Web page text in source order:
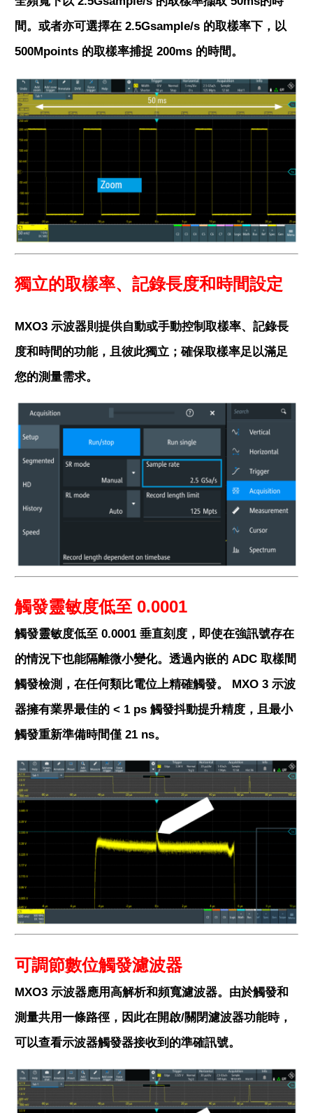
間。或者亦可選擇在 2.5Gsample/s 的取樣率下，以
500Mpoints 的取樣率捕捉 200ms 的時間。
獨立的取樣率、記錄長度和時間設定
MXO3 示波器則提供自動或手動控制取樣率、記錄長
度和時間的功能，且彼此獨立；確保取樣率足以滿足
您的測量需求。
觸發靈敏度低至 0.0001
觸發靈敏度低至 0.0001 垂直刻度，即使在強訊號存在
的情況下也能隔離微小變化。透過內嵌的 ADC 取樣間
觸發檢測，在任何類比電位上精確觸發。 MXO 3 示波
器擁有業界最佳的 < 1 ps 觸發抖動提升精度，且最小
觸發重新準備時間僅 21 ns。
可調節數位觸發濾波器
MXO3 示波器應用高解析和頻寬濾波器。由於觸發和
測量共用一條路徑，因此在開啟/關閉濾波器功能時，
可以查看示波器觸發器接收到的準確訊號。